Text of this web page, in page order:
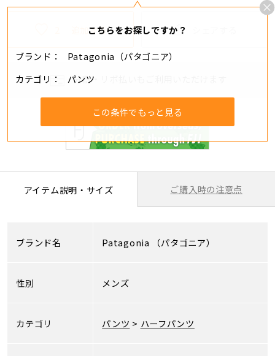
こちらをお探しですか？
ブランド
Patagonia（パタゴニア）
カテゴリ
パンツ
この条件でもっと見る
追加する
分割・リボ払いもご利用いただけます
アイテム説明・サイズ ご購入時の注意点
ブランド名 Patagonia （パタゴニア）
性別 メンズ
カテゴリ パンツ > ハーフパンツ